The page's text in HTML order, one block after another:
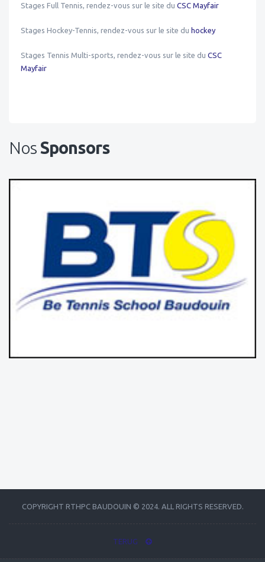
Stages Full Tennis, rendez-vous sur le site du CSC Mayfair
Stages Hockey-Tennis, rendez-vous sur le site du hockey
Stages Tennis Multi-sports, rendez-vous sur le site du CSC
Mayfair
Nos Sponsors
COPYRIGHT RTHPC BAUDOUIN © 2024. ALL RIGHTS RESERVED.
TERUG